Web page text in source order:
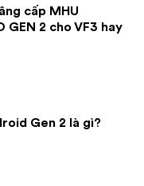
cấp MHU
GEN 2 cho VF3 hay
Gen 2 là gì?